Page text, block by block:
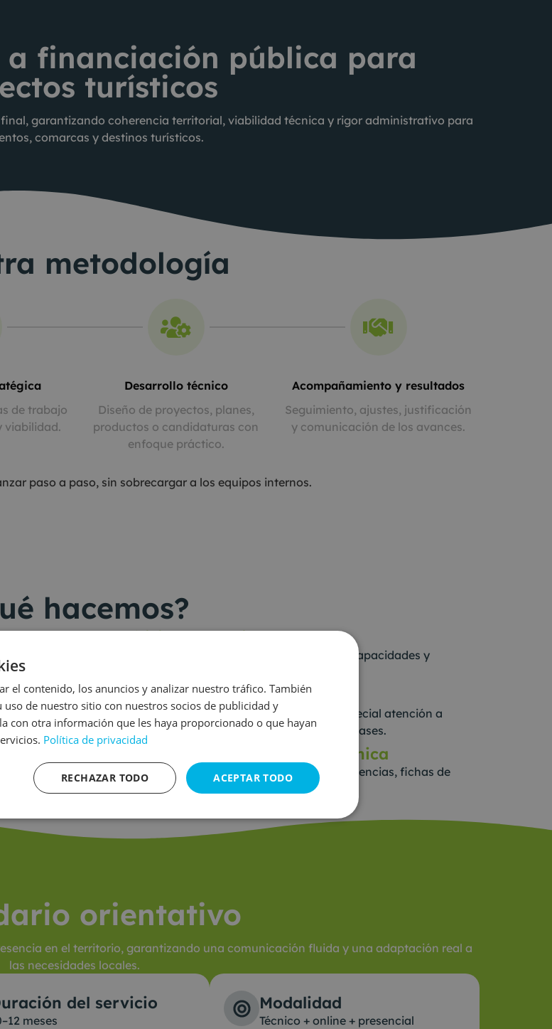
a financiación pública para
turísticos
garantizando coherencia territorial, viabilidad técnica y rigor administrativo para
comarcas y destinos turísticos.
metodología
de trabajo
viabilidad.
Desarrollo técnico
Diseño de proyectos, planes,
productos o candidaturas con
enfoque práctico.
Acompañamiento y resultados
Seguimiento, ajustes, justificación
y comunicación de los avances.
paso a paso, sin sobrecargar a los equipos internos.
hacemos?
actividades
Análisis del encaje real
De cada convocatoria con las necesidades, capacidades y
Redacción completa
De memorias técnicas y económicas con especial atención a
criterios de valoración y puntos clave de las bases.
Seguimiento y justificación técnica
Elaboración de informes, recopilación de evidencias, fichas de
seguimiento y cierre del proyecto.
orientativo
en el territorio, garantizando una comunicación fluida y una adaptación real a
las necesidades locales.
del servicio
meses
Modalidad
Técnico + online + presencial
el contenido, los anuncios y analizar nuestro tráfico. También
de nuestro sitio con nuestros socios de publicidad y
con otra información que les haya proporcionado o que hayan
Política de privacidad
ACEPTAR TODO
RECHAZAR TODO